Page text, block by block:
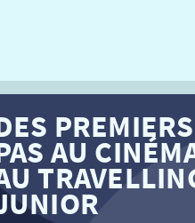
PREMIERS
AU